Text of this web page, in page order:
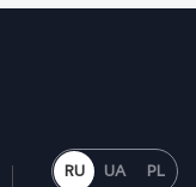
RU UA PL